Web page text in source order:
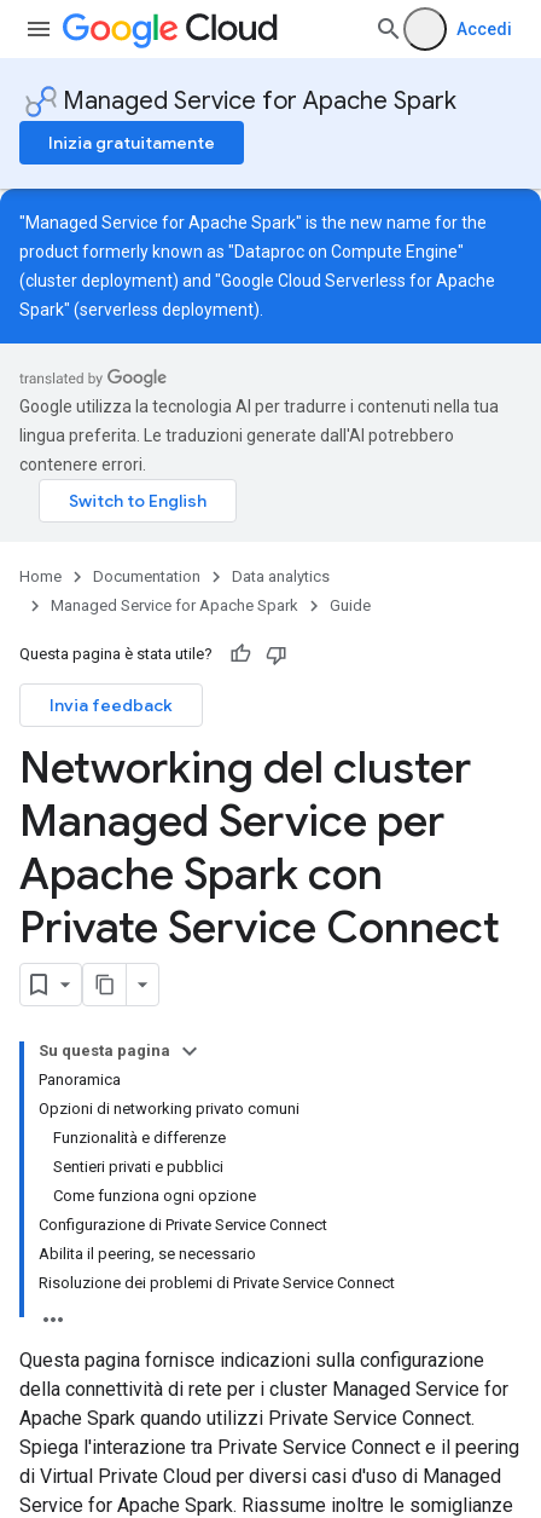
Accedi
Managed Service for Apache Spark
Inizia gratuitamente
"Managed Service for Apache Spark" is the new name for the
product formerly known as "Dataproc on Compute Engine"
(cluster deployment) and "Google Cloud Serverless for Apache
Spark" (serverless deployment).
Google utilizza la tecnologia AI per tradurre i contenuti nella tua
lingua preferita. Le traduzioni generate dall'AI potrebbero
contenere errori.
Home Documentation
Data analytics
Managed Service for Apache Spark
Guide
Questa pagina è stata utile?
Invia feedback
Networking del cluster
Managed Service per
Apache Spark con
Private Service Connect
Su questa pagina
Panoramica
Opzioni di networking privato comuni
Funzionalità e differenze
Sentieri privati e pubblici
Come funziona ogni opzione
Configurazione di Private Service Connect
Abilita il peering, se necessario
Risoluzione dei problemi di Private Service Connect
Questa pagina fornisce indicazioni sulla configurazione
della connettività di rete per i cluster Managed Service for
Apache Spark quando utilizzi Private Service Connect.
Spiega l'interazione tra Private Service Connect e il peering
di Virtual Private Cloud per diversi casi d'uso di Managed
Service for Apache Spark. Riassume inoltre le somiglianze